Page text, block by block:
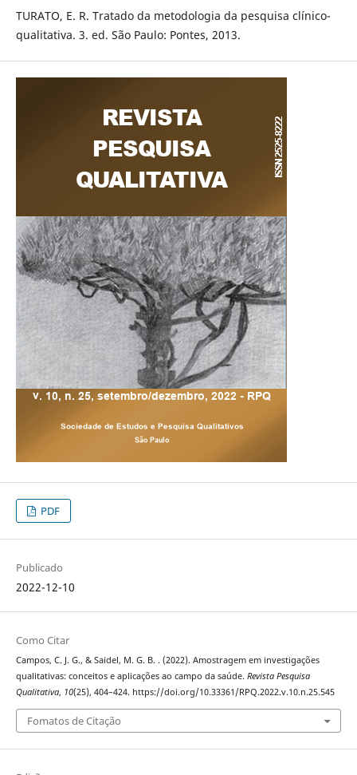
TURATO, E. R. Tratado da metodologia da pesquisa clínico-
qualitativa. 3. ed. São Paulo: Pontes, 2013.
PDF
Publicado
2022-12-10
Como Citar
Campos, C. J. G., & Saidel, M. G. B. . (2022). Amostragem em investigações
qualitativas: conceitos e aplicações ao campo da saúde. Revista Pesquisa
Qualitativa, 10(25), 404–424. https://doi.org/10.33361/RPQ.2022.v.10.n.25.545
Fomatos de Citação